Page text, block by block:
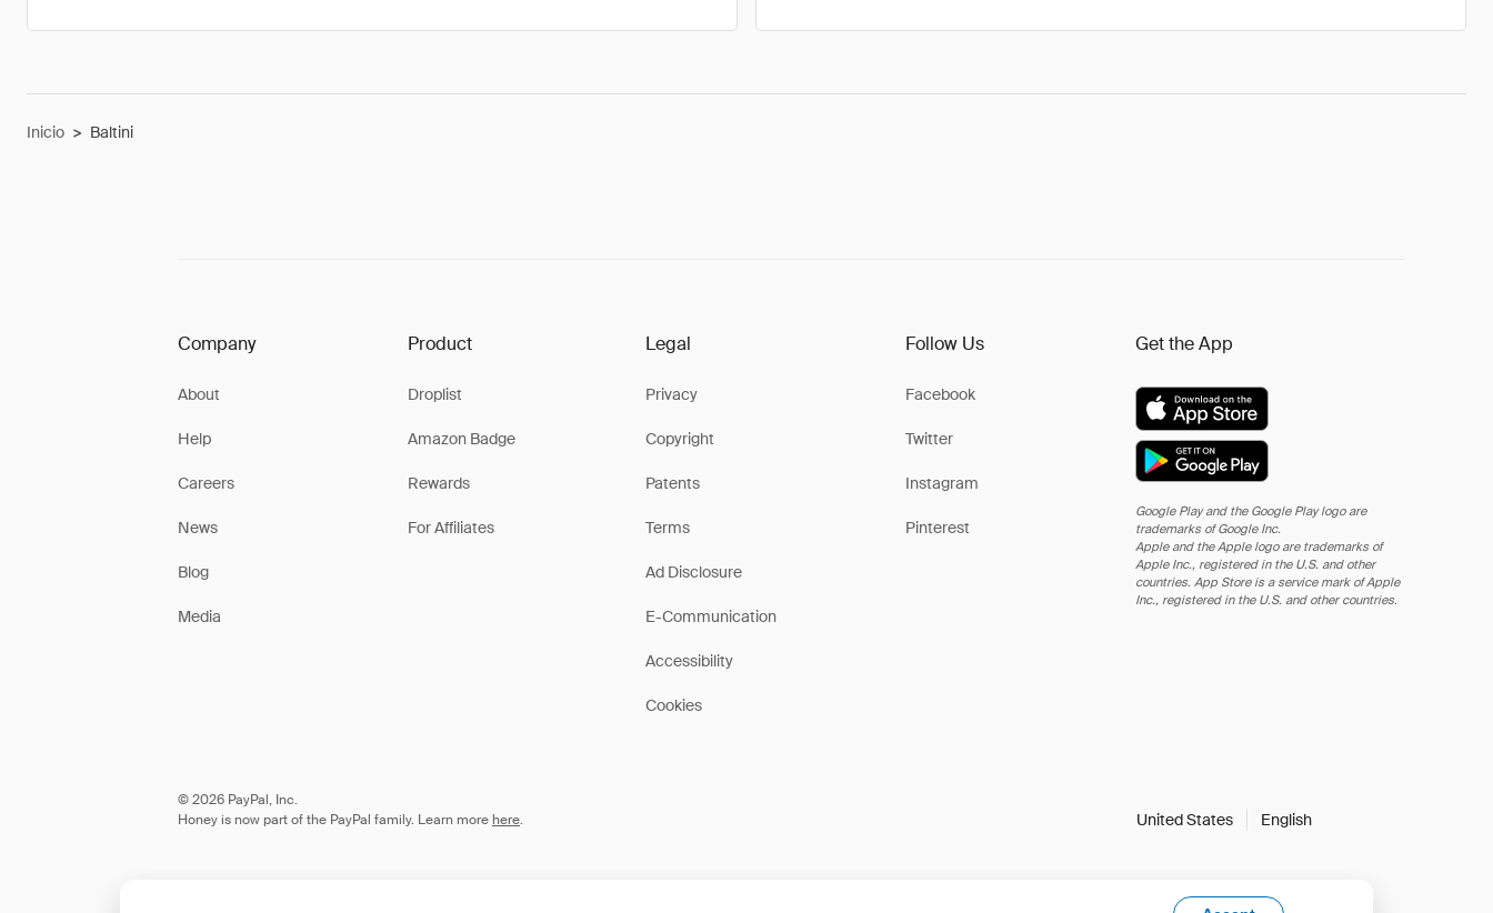
Inicio > Baltini
Company
About
Help
Careers
News
Blog
Media
Product
Droplist
Amazon Badge
Rewards
For Affiliates
Legal
Privacy
Copyright
Patents
Terms
Ad Disclosure
E-Communication
Accessibility
Cookies
Follow Us
Facebook
Twitter
Instagram
Pinterest
Get the App
Google Play and the Google Play logo are
trademarks of Google Inc.
Apple and the Apple logo are trademarks of
Apple Inc., registered in the U.S. and other
countries. App Store is a service mark of Apple
Inc., registered in the U.S. and other countries.
© 2026 PayPal, Inc.
Honey is now part of the PayPal family. Learn more here. United States English